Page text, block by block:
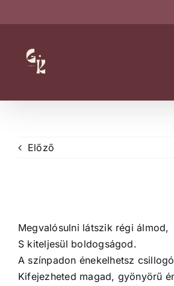
Előző
Megvalósulni látszik régi álmod,
S kiteljesül boldogságod.
A színpadon énekelhetsz
Kifejezheted magad, gyönyörű